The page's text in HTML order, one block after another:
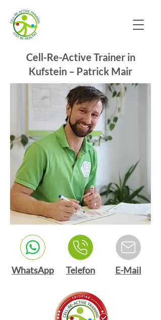
Cell-Re-Active Trainer in
Kufstein – Patrick Mair
WhatsApp Telefon E-Mail